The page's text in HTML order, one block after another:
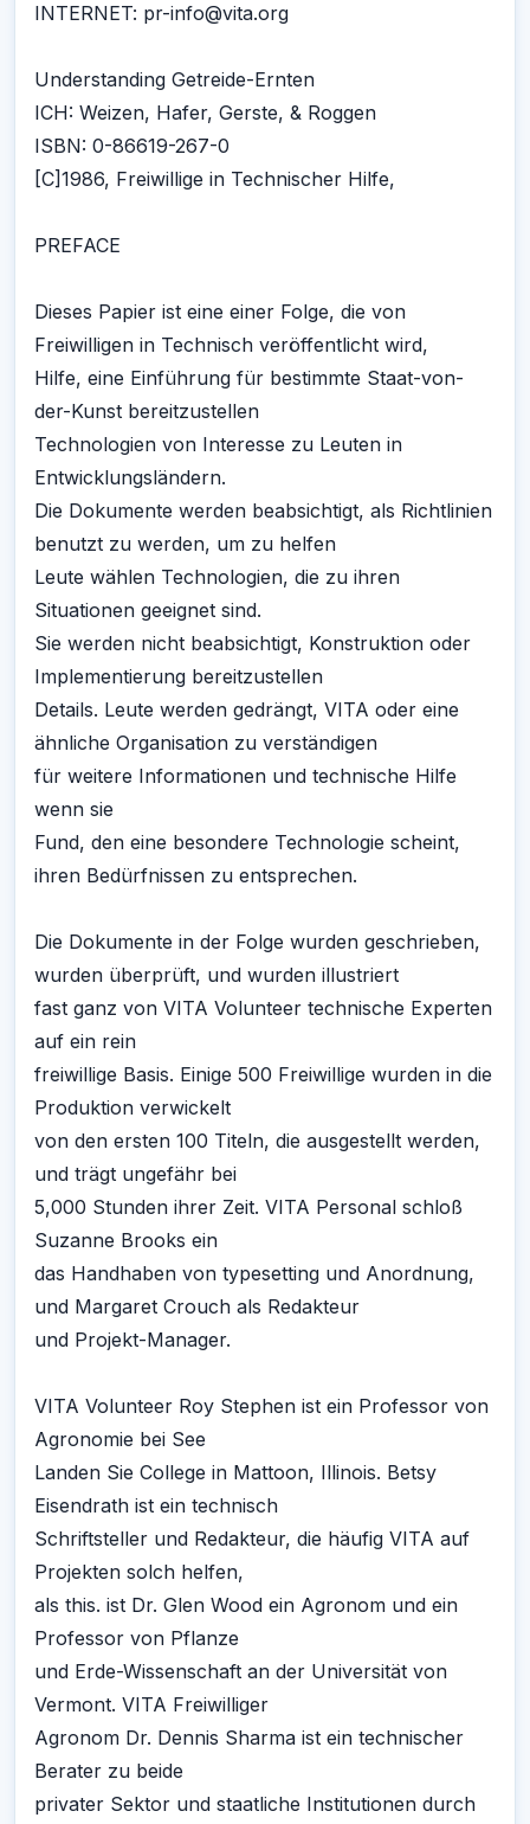
INTERNET: pr-info@vita.org
Understanding Getreide-Ernten
ICH: Weizen, Hafer, Gerste, & Roggen
ISBN: 0-86619-267-0
[C]1986, Freiwillige in Technischer Hilfe,
PREFACE
Dieses Papier ist eine einer Folge, die von
Freiwilligen in Technisch veröffentlicht wird,
Hilfe, eine Einführung für bestimmte Staat-von-
der-Kunst bereitzustellen
Technologien von Interesse zu Leuten in
Entwicklungsländern.
Die Dokumente werden beabsichtigt, als Richtlinien
benutzt zu werden, um zu helfen
Leute wählen Technologien, die zu ihren
Situationen geeignet sind.
Sie werden nicht beabsichtigt, Konstruktion oder
Implementierung bereitzustellen
Details. Leute werden gedrängt, VITA oder eine
ähnliche Organisation zu verständigen
für weitere Informationen und technische Hilfe
wenn sie
Fund, den eine besondere Technologie scheint,
ihren Bedürfnissen zu entsprechen.
Die Dokumente in der Folge wurden geschrieben,
wurden überprüft, und wurden illustriert
fast ganz von VITA Volunteer technische Experten
auf ein rein
freiwillige Basis. Einige 500 Freiwillige wurden in die
Produktion verwickelt
von den ersten 100 Titeln, die ausgestellt werden,
und trägt ungefähr bei
5,000 Stunden ihrer Zeit. VITA Personal schloß
Suzanne Brooks ein
das Handhaben von typesetting und Anordnung,
und Margaret Crouch als Redakteur
und Projekt-Manager.
VITA Volunteer Roy Stephen ist ein Professor von
Agronomie bei See
Landen Sie College in Mattoon, Illinois. Betsy
Eisendrath ist ein technisch
Schriftsteller und Redakteur, die häufig VITA auf
Projekten solch helfen,
als this. ist Dr. Glen Wood ein Agronom und ein
Professor von Pflanze
und Erde-Wissenschaft an der Universität von
Vermont. VITA Freiwilliger
Agronom Dr. Dennis Sharma ist ein technischer
Berater zu beide
privater Sektor und staatliche Institutionen durch